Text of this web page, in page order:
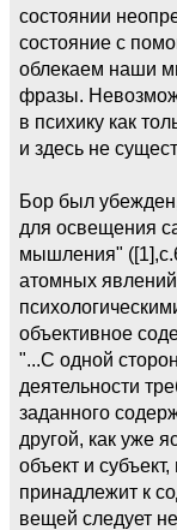
состоянии
состояние с
облекаем наши
фразы.
в психику как
и здесь не
Бор был
для освещения
мышления"
атомных
объективное
"...С одной
деятельности
заданного
другой, как уже
объект и
принадлежит к
вещей следует